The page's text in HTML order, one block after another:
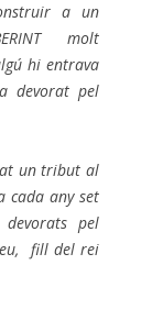
a un
molt
hi entrava
devorat pel
un tribut al
cada any set
pel
fill del rei